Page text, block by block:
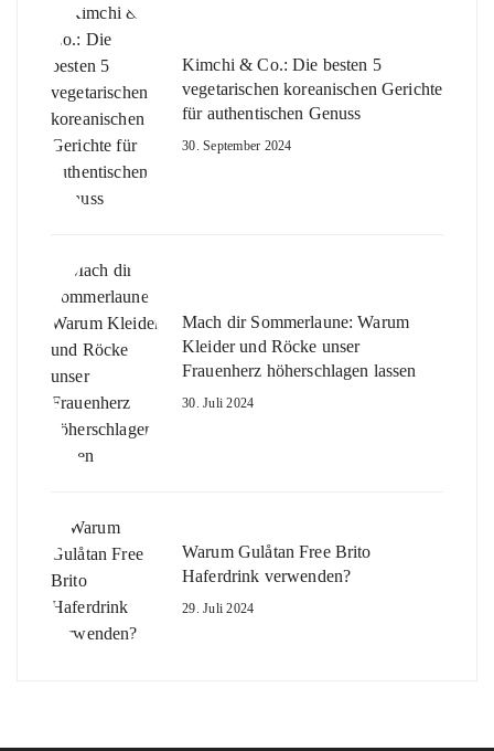
Kimchi & Co.: Die besten 5
vegetarischen koreanischen Gerichte
für authentischen Genuss
30. September 2024
Mach dir Sommerlaune: Warum
Kleider und Röcke unser
Frauenherz höherschlagen lassen
30. Juli 2024
Warum Gulåtan Free Brito
Haferdrink verwenden?
29. Juli 2024